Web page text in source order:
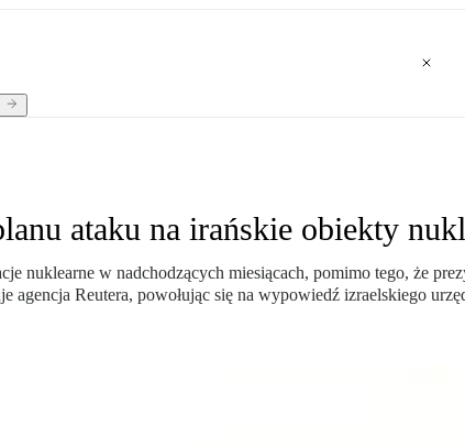
ataku na irańskie obiekty
nuklearne w nadchodzących miesiącach, pomimo tego, że
agencja Reutera, powołując się na wypowiedź izraelskiego